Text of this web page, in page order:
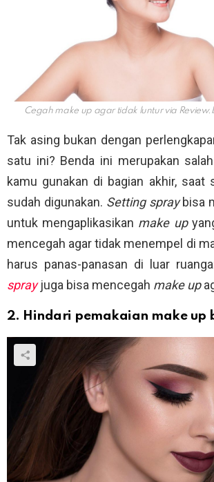
Cegah make up agar tidak luntur via
Tak asing bukan dengan
satu ini? Benda ini merupakan
kamu gunakan di bagian akhir, saat
sudah digunakan. Setting spraybisa
untuk mengaplikasikan make up
mencegah agar tidak menempel di
harus panas-panasan di luar
spray juga bisa mencegah make up
2. Hindari pemakaian make up